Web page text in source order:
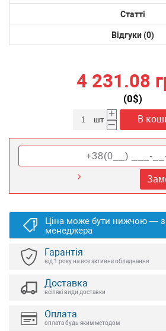
Статті
Відгуки (0)
4 231.08
(0$)
+
–
В
шт
Ціна може бути нижчою —
менеджера
Гарантія
від 1 року на все активне обладнання
Доставка
всілякі види доставки
Оплата
оплата будь-яким методом